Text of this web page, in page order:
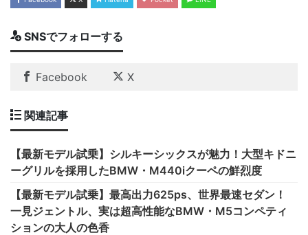
SNSでフォローする
Facebook X
関連記事
【最新モデル試乗】シルキーシックスが魅力！大型キドニ
ーグリルを採用したBMW・M440iクーペの鮮烈度
【最新モデル試乗】最高出力625ps、世界最速セダン！
一見ジェントル、実は超高性能なBMW・M5コンペティ
ションの大人の色香